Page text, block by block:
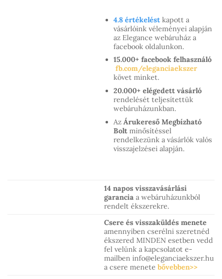
4.8 értékelést kapott a
vásárlóink véleményei alapján
az Elegance webáruház a
facebook oldalunkon.
15.000+ facebook felhasználó
fb.com/eleganciaekszer
követ minket.
20.000+ elégedett vásárló
rendelését teljesítettük
webáruházunkban.
Az Árukereső Megbízható
Bolt minősítéssel
rendelkezünk a vásárlók valós
visszajelzései alapján.
14 napos visszavásárlási
garanciaa webáruházunkból
rendelt ékszerekre.
Csere és visszaküldés menete
amennyiben cserélni szeretnéd
ékszered MINDEN esetben vedd
fel velünk a kapcsolatot e-
mailben info@eleganciaekszer.hu
a csere menete bővebben>>